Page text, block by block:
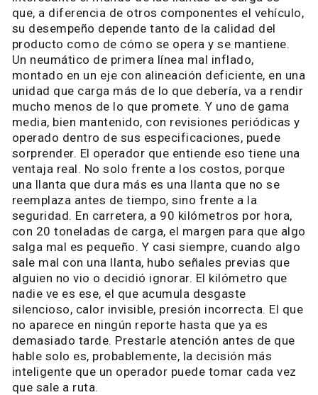
que, a diferencia de otros componentes el vehículo,
su desempeño depende tanto de la calidad del
producto como de cómo se opera y se mantiene.
Un neumático de primera línea mal inflado,
montado en un eje con alineación deficiente, en una
unidad que carga más de lo que debería, va a rendir
mucho menos de lo que promete. Y uno de gama
media, bien mantenido, con revisiones periódicas y
operado dentro de sus especificaciones, puede
sorprender. El operador que entiende eso tiene una
ventaja real. No solo frente a los costos, porque
una llanta que dura más es una llanta que no se
reemplaza antes de tiempo, sino frente a la
seguridad. En carretera, a 90 kilómetros por hora,
con 20 toneladas de carga, el margen para que algo
salga mal es pequeño. Y casi siempre, cuando algo
sale mal con una llanta, hubo señales previas que
alguien no vio o decidió ignorar. El kilómetro que
nadie ve es ese, el que acumula desgaste
silencioso, calor invisible, presión incorrecta. El que
no aparece en ningún reporte hasta que ya es
demasiado tarde. Prestarle atención antes de que
hable solo es, probablemente, la decisión más
inteligente que un operador puede tomar cada vez
que sale a ruta.